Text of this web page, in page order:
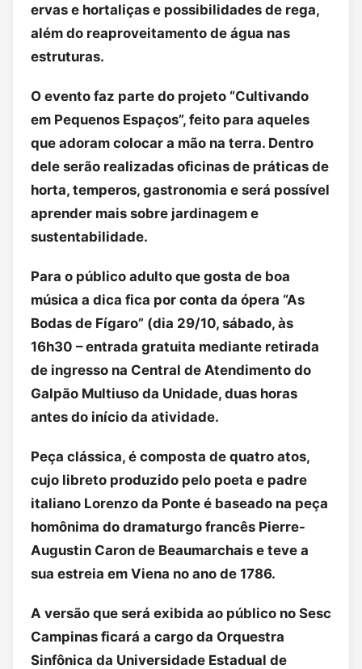
ervas e hortaliças e possibilidades de rega,
além do reaproveitamento de água nas
estruturas.
O evento faz parte do projeto “Cultivando
em Pequenos Espaços”, feito para aqueles
que adoram colocar a mão na terra. Dentro
dele serão realizadas oficinas de práticas de
horta, temperos, gastronomia e será possível
aprender mais sobre jardinagem e
sustentabilidade.
Para o público adulto que gosta de boa
música a dica fica por conta da ópera “As
Bodas de Fígaro” (dia 29/10, sábado, às
16h30 – entrada gratuita mediante retirada
de ingresso na Central de Atendimento do
Galpão Multiuso da Unidade, duas horas
antes do início da atividade.
Peça clássica, é composta de quatro atos,
cujo libreto produzido pelo poeta e padre
italiano Lorenzo da Ponte é baseado na peça
homônima do dramaturgo francês Pierre-
Augustin Caron de Beaumarchais e teve a
sua estreia em Viena no ano de 1786.
A versão que será exibida ao público no Sesc
Campinas ficará a cargo da Orquestra
Sinfônica da Universidade Estadual de